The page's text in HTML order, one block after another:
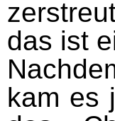
das ist
kam es